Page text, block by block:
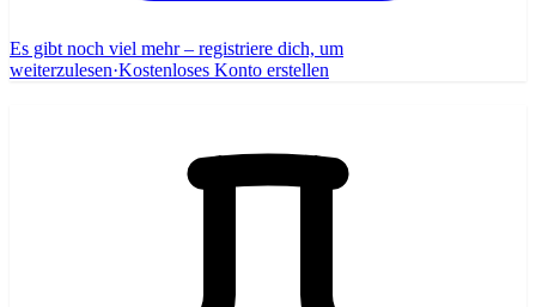
Es gibt noch viel mehr – registriere dich, um
weiterzulesen·Kostenloses Konto erstellen